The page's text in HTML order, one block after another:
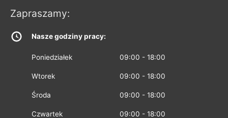
Zapraszamy:
Nasze godziny pracy:
Poniedziałek 09:00 - 18:00
Wtorek 09:00 - 18:00
Środa 09:00 - 18:00
Czwartek 09:00 - 18:00